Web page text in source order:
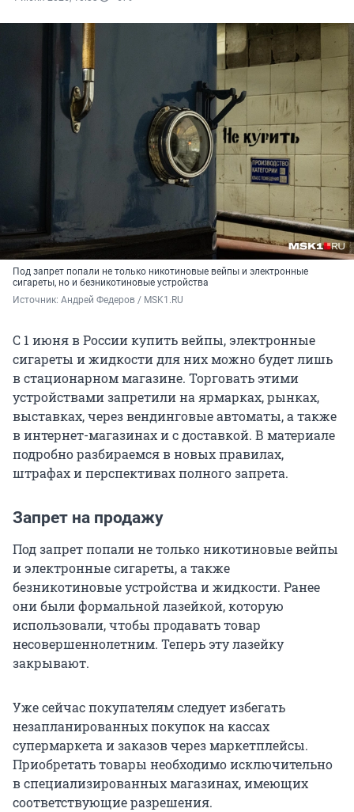
Под запрет попали не только никотиновые вейпы и электронные
сигареты, но и безникотиновые устройства
Источник: Андрей Федеров / MSK1.RU
С 1 июня в России купить вейпы, электронные
сигареты и жидкости для них можно будет лишь
в стационарном магазине. Торговать этими
устройствами запретили на ярмарках, рынках,
выставках, через вендинговые автоматы, а также
в интернет-магазинах и с доставкой. В материале
подробно разбираемся в новых правилах,
штрафах и перспективах полного запрета.
Запрет на продажу
Под запрет попали не только никотиновые вейпы
и электронные сигареты, а также
безникотиновые устройства и жидкости. Ранее
они были формальной лазейкой, которую
использовали, чтобы продавать товар
несовершеннолетним. Теперь эту лазейку
закрывают.
Уже сейчас покупателям следует избегать
незапланированных покупок на кассах
супермаркета и заказов через маркетплейсы.
Приобретать товары необходимо исключительно
в специализированных магазинах, имеющих
соответствующие разрешения.